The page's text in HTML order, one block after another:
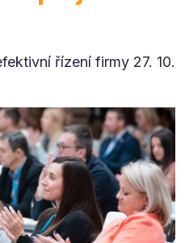
řízení firmy 27. 10.